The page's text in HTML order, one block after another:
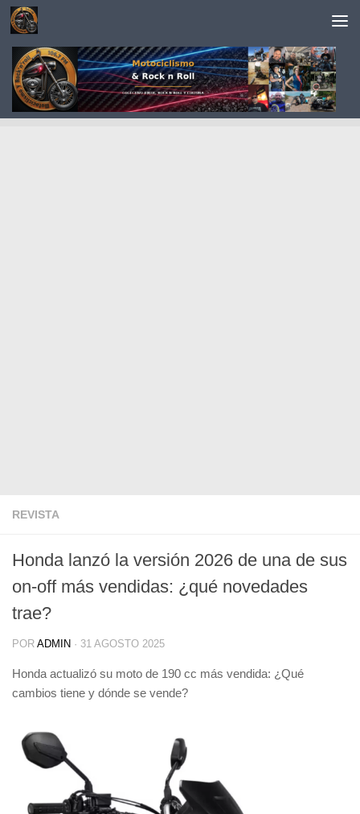
Saltar al contenido
REVISTA
Honda lanzó la versión 2026 de una de sus
on-off más vendidas: ¿qué novedades
trae?
POR ADMIN · 31 AGOSTO 2025
Honda actualizó su moto de 190 cc más vendida: ¿Qué
cambios tiene y dónde se vende?